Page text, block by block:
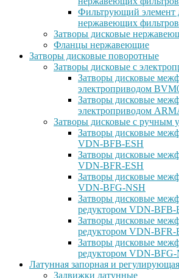
Фильтрующий элемент
нержавеющих
Затворы дисковые
Фланцы нержавеющие
Затворы дисковые поворотные
Затворы дисковые с
Затворы дисковые
электроприводом
Затворы дисковые
электроприводом
Затворы дисковые с ручным
Затворы дисковые
VDN-BFB-ESH
Затворы дисковые
VDN-BFR-ESH
Затворы дисковые
VDN-BFG-NSH
Затворы дисковые
редуктором VDN-BFB-
Затворы дисковые
редуктором VDN-BFR-
Затворы дисковые
редуктором VDN-BFG-
Латунная запорная и
Задвижки латунные